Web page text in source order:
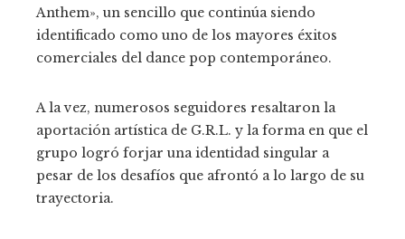
Anthem», un sencillo que continúa siendo
identificado como uno de los mayores éxitos
comerciales del dance pop contemporáneo.
A la vez, numerosos seguidores resaltaron la
aportación artística de G.R.L. y la forma en que el
grupo logró forjar una identidad singular a
pesar de los desafíos que afrontó a lo largo de su
trayectoria.